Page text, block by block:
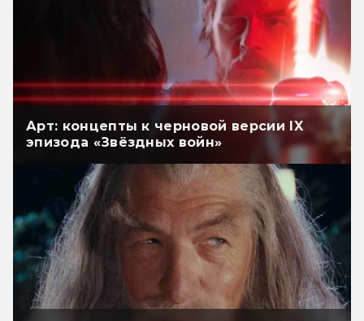
Арт: концепты к черновой версии IX
эпизода «Звёздных войн»